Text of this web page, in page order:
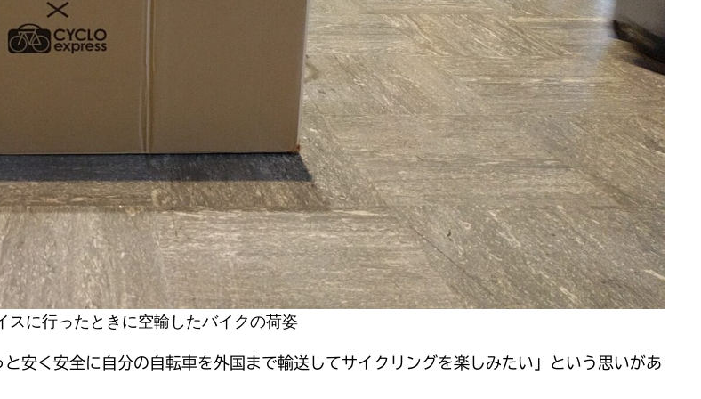
スに行ったときに空輸したバイクの荷姿
安く安全に自分の自転車を外国まで輸送してサイクリングを楽しみたい」という思いがあ